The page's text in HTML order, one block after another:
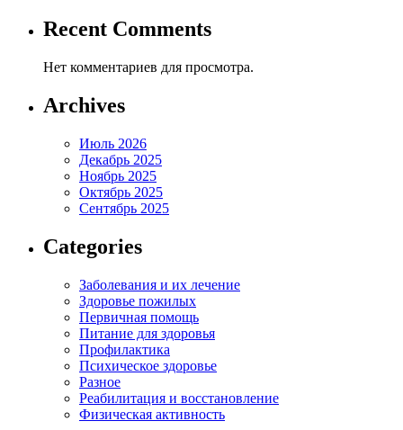
Recent Comments
Нет комментариев для просмотра.
Archives
Июль 2026
Декабрь 2025
Ноябрь 2025
Октябрь 2025
Сентябрь 2025
Categories
Заболевания и их лечение
Здоровье пожилых
Первичная помощь
Питание для здоровья
Профилактика
Психическое здоровье
Разное
Реабилитация и восстановление
Физическая активность